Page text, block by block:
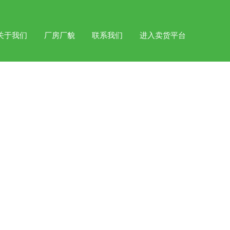
于我们 厂房厂貌 联系我们 进入卖货平台